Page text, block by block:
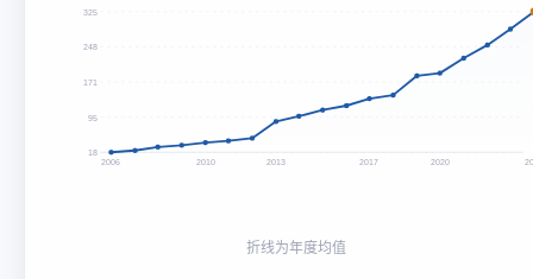
325
248
171
95
18
2006 2010 2013 2017 2020
折线为年度均值